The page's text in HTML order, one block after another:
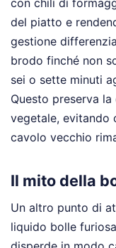
con chili di
del piatto e
gestione
brodo finché non
sei o sette minuti
Questo preserva
vegetale, evitando
cavolo vecchio
Il mito della
Un altro punto di
liquido bolle